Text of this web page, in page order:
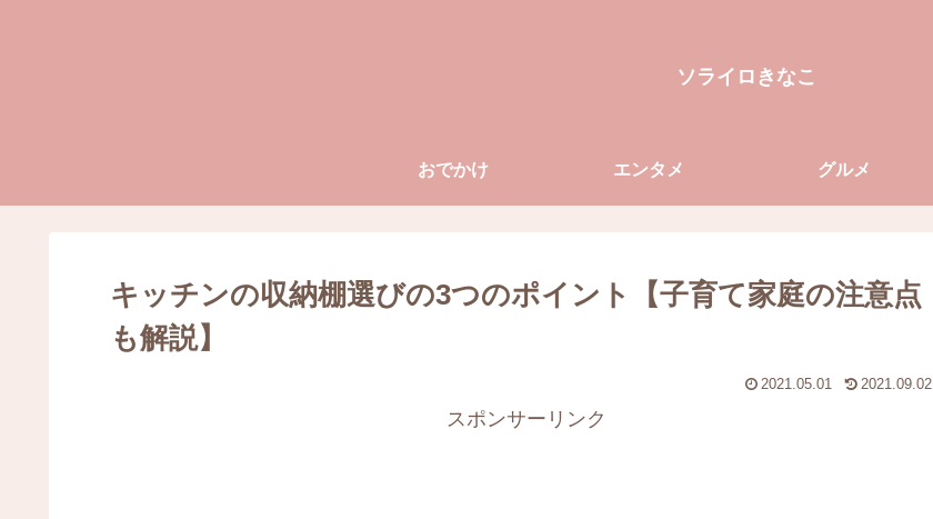
ソライロきなこ
おでかけ エンタメ グルメ
キッチンの収納棚選びの3つのポイント【子育て家庭の注意点
も解説】
2021.05.01 2021.09.02
スポンサーリンク